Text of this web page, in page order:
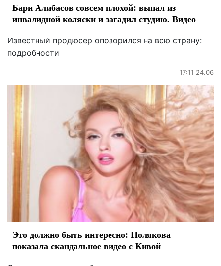
Бари Алибасов совсем плохой: выпал из
инвалидной коляски и загадил студию. Видео
Известный продюсер опозорился на всю страну:
подробности
17:11 24.06
Это должно быть интересно: Полякова
показала скандальное видео с Кивой